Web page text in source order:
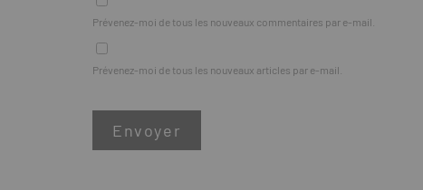
Prévenez-moi de tous les nouveaux commentaires par e-mail.
Prévenez-moi de tous les nouveaux articles par e-mail.